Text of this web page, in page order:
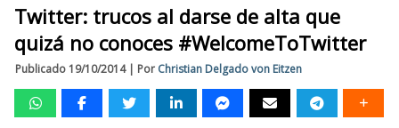
Twitter: trucos al darse de alta que
quizá no conoces #WelcomeToTwitter
Publicado 19/10/2014| Por Christian Delgado von Eitzen